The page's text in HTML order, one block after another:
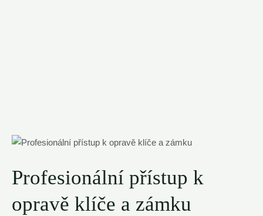
Profesionální přístup k
opravě klíče a zámku